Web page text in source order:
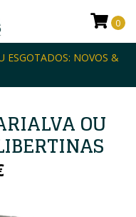
ESGOTADOS: NOVOS &
0
OU